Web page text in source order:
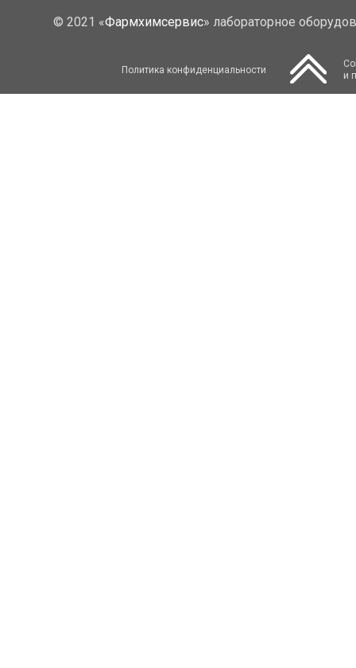
© 2021 «Фармхимсервис» лабораторное
Политика конфиденциальности
и